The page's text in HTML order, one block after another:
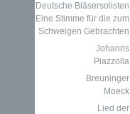
Deutsche Bläsersolisten
Eine Stimme für die zum
Schweigen Gebrachten
Johanns
Piazzolla
Breuninger
Moeck
Lied der